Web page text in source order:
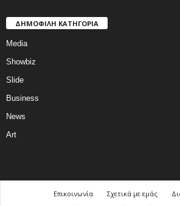
ΔΗΜΟΦΙΛΗ ΚΑΤΗΓΟΡΙΑ
Media
Showbiz
Slide
Business
News
Art
Επικοινωνία Σχετικά με εμάς